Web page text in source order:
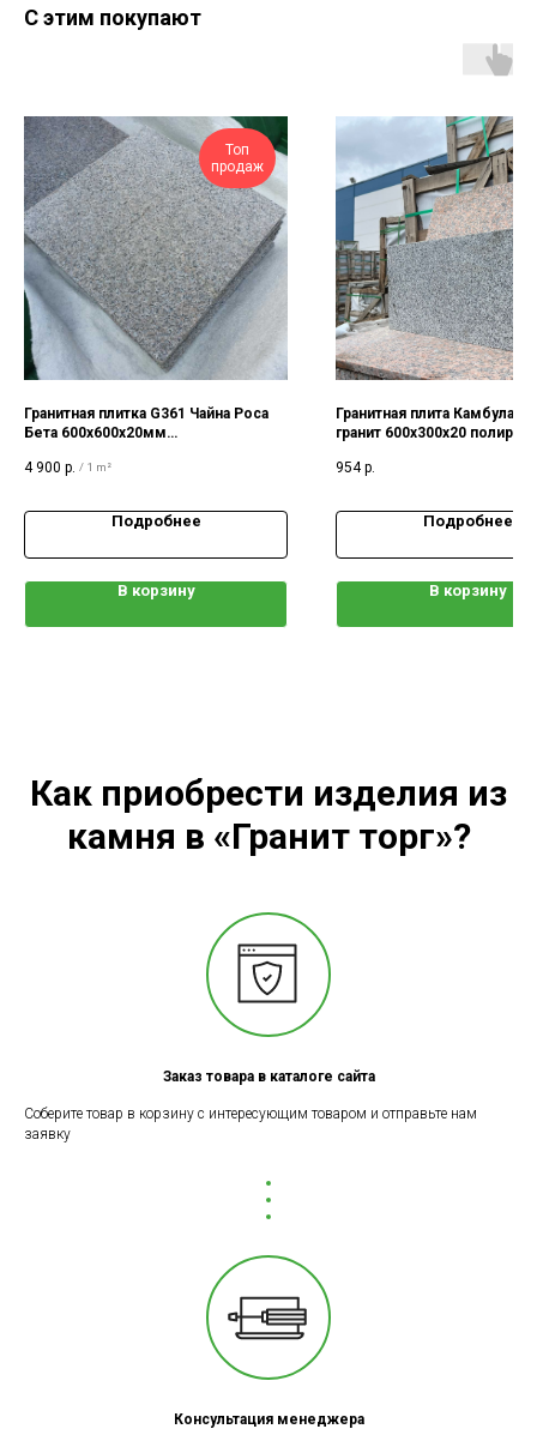
С этим покупают
Топ
продаж
Гранитная плитка G361 Чайна Роса
Бета 600х600х20мм
4 900 р. / 1 m²
Подробнее
В корзину
Гранитная плита
гранит 600х300х20
954 р.
Подробнее
В корзину
Как приобрести изделия из
камня в «Гранит торг»?
Заказ товара в каталоге сайта
Соберите товар в корзину с интересующим товаром и отправьте нам
заявку
Консультация менеджера